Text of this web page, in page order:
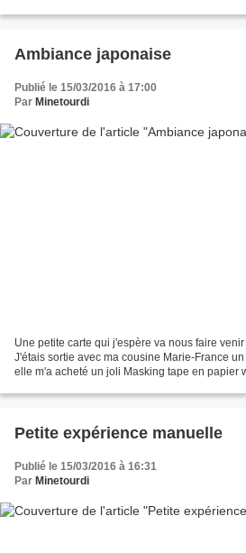
Ambiance japonaise
Publié le 15/03/2016 à 17:00
Par Minetourdi
Une petite carte qui j'espère va nous faire
J'étais sortie avec ma cousine Marie-France
elle m'a acheté un joli Masking tape en papier
Petite expérience manuelle
Publié le 15/03/2016 à 16:31
Par Minetourdi